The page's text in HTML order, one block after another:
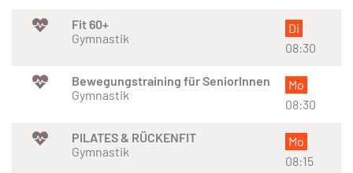
Fit 60+
Gymnastik
Di
08:30
Bewegungstraining für SeniorInnen
Gymnastik
Mo
08:30
PILATES & RÜCKENFIT
Gymnastik
Mo
08:15